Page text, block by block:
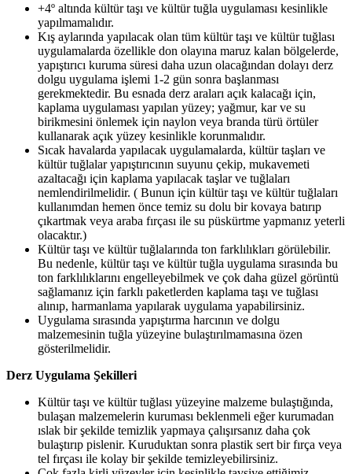
+4º altında kültür taşı ve kültür tuğla uygulaması kesinlikle
yapılmamalıdır.
Kış aylarında yapılacak olan tüm kültür taşı ve kültür tuğlası
uygulamalarda özellikle don olayına maruz kalan bölgelerde,
yapıştırıcı kuruma süresi daha uzun olacağından dolayı derz
dolgu uygulama işlemi 1-2 gün sonra başlanması
gerekmektedir. Bu esnada derz araları açık kalacağı için,
kaplama uygulaması yapılan yüzey; yağmur, kar ve su
birikmesini önlemek için naylon veya branda türü örtüler
kullanarak açık yüzey kesinlikle korunmalıdır.
Sıcak havalarda yapılacak uygulamalarda, kültür taşları ve
kültür tuğlalar yapıştırıcının suyunu çekip, mukavemeti
azaltacağı için kaplama yapılacak taşlar ve tuğlaları
nemlendirilmelidir. ( Bunun için kültür taşı ve kültür tuğlaları
kullanımdan hemen önce temiz su dolu bir kovaya batırıp
çıkartmak veya araba fırçası ile su püskürtme yapmanız yeterli
olacaktır.)
Kültür taşı ve kültür tuğlalarında ton farklılıkları görülebilir.
Bu nedenle, kültür taşı ve kültür tuğla uygulama sırasında bu
ton farklılıklarını engelleyebilmek ve çok daha güzel görüntü
sağlamanız için farklı paketlerden kaplama taşı ve tuğlası
alınıp, harmanlama yapılarak uygulama yapabilirsiniz.
Uygulama sırasında yapıştırma harcının ve dolgu
malzemesinin tuğla yüzeyine bulaştırılmamasına özen
gösterilmelidir.
Derz Uygulama Şekilleri
Kültür taşı ve kültür tuğlası yüzeyine malzeme bulaştığında,
bulaşan malzemelerin kuruması beklenmeli eğer kurumadan
ıslak bir şekilde temizlik yapmaya çalışırsanız daha çok
bulaştırıp pislenir. Kuruduktan sonra plastik sert bir fırça veya
tel fırçası ile kolay bir şekilde temizleyebilirsiniz.